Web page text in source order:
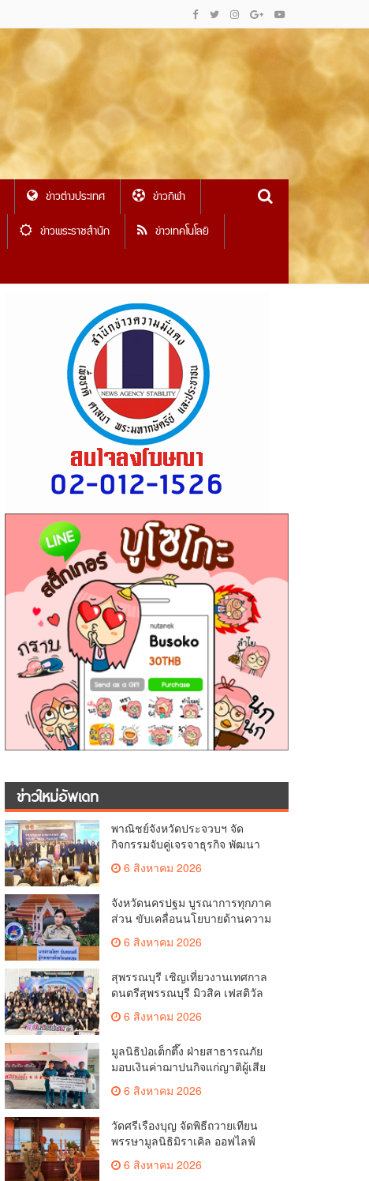
ข่าวต่างประเทศ
ข่าวกีฬา
ข่าวพระราชสำนัก
ข่าวเทคโนโลยี
ข่าวใหม่อัพเดท
พาณิชย์จังหวัดประจวบฯ จัด
กิจกรรมจับคู่เจรจาธุรกิจ พัฒนา
ศักยภาพ ผู้ประกอบการ ขยายช่อง
ทางการค้า สู่การค้าระหว่าง
6 สิงหาคม 2026
จังหวัดนครปฐม บูรณาการทุกภาค
ส่วน ขับเคลื่อนนโยบายด้านความ
มั่นคง ยกระดับการป้องกัน
อาชญากรรมทางเทคโนโลยี
6 สิงหาคม 2026
สุพรรณบุรี เชิญเที่ยวงานเทศกาล
ดนตรีสุพรรณบุรี มิวสิค เฟสติวัล
มันส์ เหน่อมาก
6 สิงหาคม 2026
มูลนิธิป่อเต็กตึ๊ง ฝ่ายสาธารณภัย
มอบเงินค่าฌาปนกิจแก่ญาติผู้เสีย
ชีวิต จากเหตุเพลิงไหม้ โรงเบียร์ ณ
ลาดพร้าว จำนวน 20,000 บาท
6 สิงหาคม 2026
วัดศรีเรืองบุญ จัดพิธีถวายเทียน
พรรษามูลนิธิมิราเคิล ออฟไลฟ์
ประจำปี 2569 พล.ต.ต.ศิริวัฒน์
ดีพอ ให้เกียรติเป็นประธาน
6 สิงหาคม 2026